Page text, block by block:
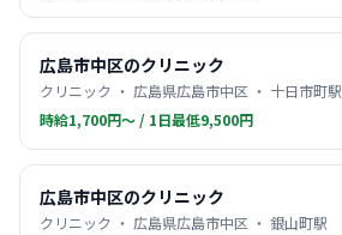
広島市中区のクリニック
クリニック ・ 広島県広島市中区 ・ 十日市町駅
時給1,700円〜 / 1日最低9,500円
広島市中区のクリニック
クリニック ・ 広島県広島市中区 ・ 銀山町駅